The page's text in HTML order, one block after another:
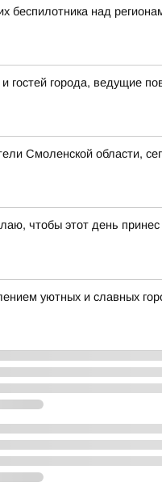
беспилотника над
города, ведущие
Смоленской области,
чтобы этот день
уютных и славных